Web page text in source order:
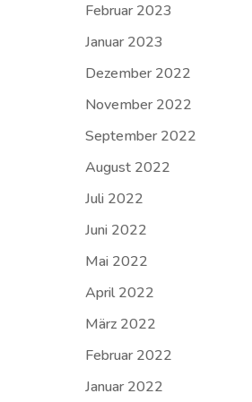
Februar 2023
Januar 2023
Dezember 2022
November 2022
September 2022
August 2022
Juli 2022
Juni 2022
Mai 2022
April 2022
März 2022
Februar 2022
Januar 2022